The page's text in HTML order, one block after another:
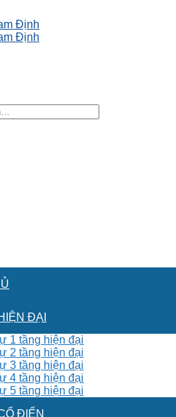
ĐẠI
1 tầng hiện đại
2 tầng hiện đại
3 tầng hiện đại
4 tầng hiện đại
5 tầng hiện đại
ĐIỂN